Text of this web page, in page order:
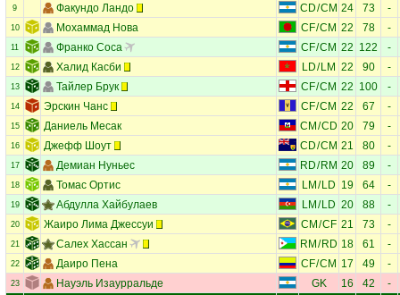
9 Факундо Ландо CD/CM 24 73 -
10 Мохаммад Нова CF/CM 22 78 -
11 Франко Соса CF/CM 22 122 -
12 Халид Касби LD/ LM 22 90 -
13 Тайлер Брук CF/CM 22 100 -
14 Эрскин Чанс CF/CM 22 67 -
15 Даниель Месак CM /CD 20 79 -
16 Джефф Шоут CD/CM 21 80 -
17 Демиан Нуньес RD/ RM 20 89 -
18 Томас Ортис LM / LD 19 64 -
19 Абдулла Хайбулаев LM / LD 20 88 -
20 Жаиро Лима Джессуи CM /CF 21 73 -
21 Салех Хассан RM / RD 18 61 -
22 Даиро Пена CF/CM 17 49 -
23 Науэль Изаурральде GK 16 42 -